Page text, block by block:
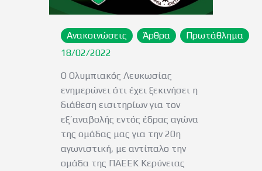
Ανακοινώσεις Άρθρα
Πρωτάθλημα
18/02/2022
Ο Ολυμπιακός Λευκωσίας
ενημερώνει ότι έχει ξεκινήσει η
διάθεση εισιτηρίων για τον
εξ’αναβολής εντός έδρας αγώνα
της ομάδας μας για την 20η
αγωνιστική, με αντίπαλο την
ομάδα της ΠΑΕΕΚ Κερύνειας